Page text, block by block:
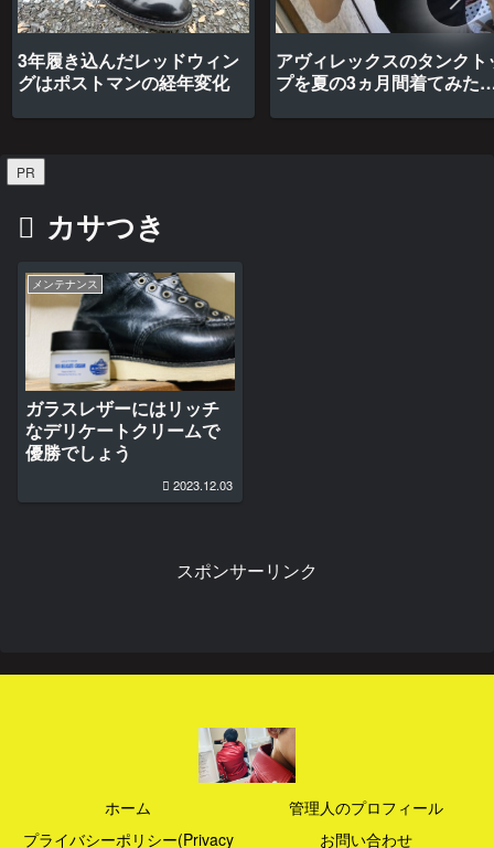
3年履き込んだレッドウィン
グはポストマンの経年変化
アヴィレックスのタンクト
プを夏の3ヵ月間着てみた
PR
カサつき
メンテナンス
ガラスレザーにはリッチ
なデリケートクリームで
優勝でしょう
2023.12.03
スポンサーリンク
ホーム
管理人のプロフィール
プライバシーポリシー(Privacy
お問い合わせ